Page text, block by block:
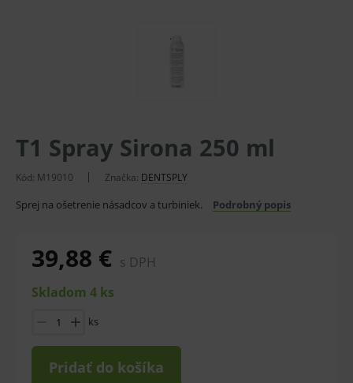
T1 Spray Sirona 250 ml
Kód: M19010 Značka: DENTSPLY
Sprej na ošetrenie násadcov a turbiniek. Podrobný popis
39,88 € s DPH
Skladom 4 ks
ks
Pridať do košíka